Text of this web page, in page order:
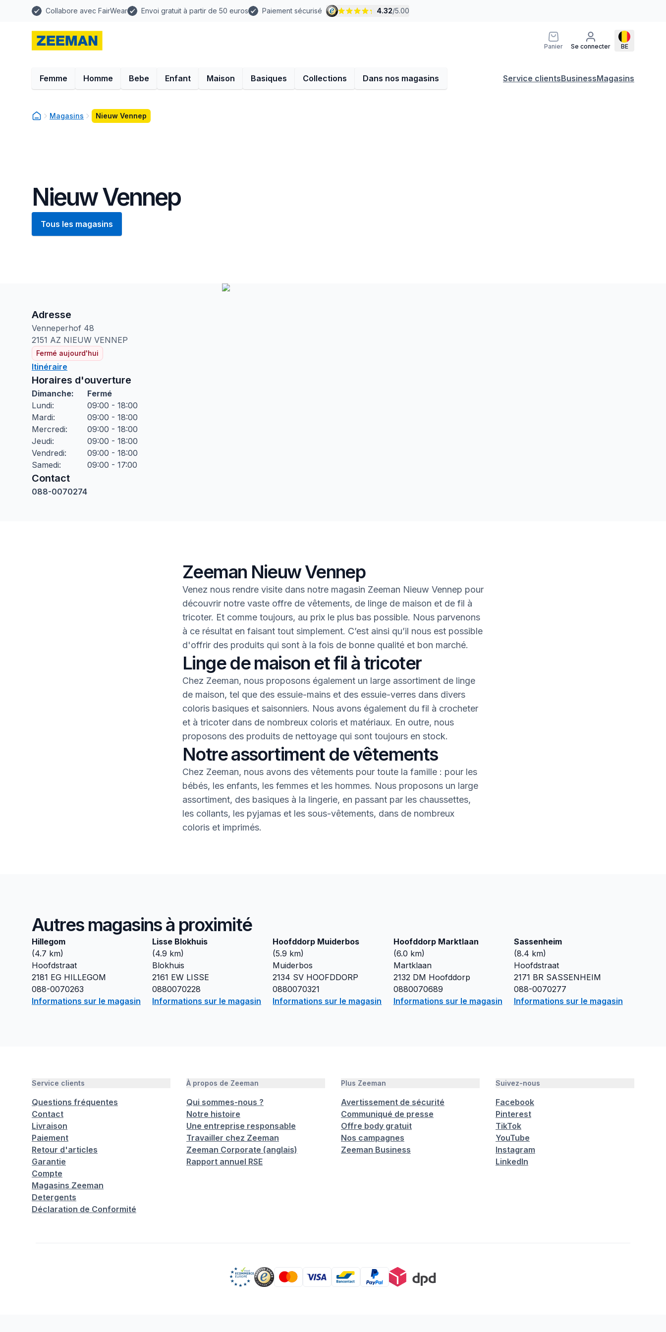
Collabore avec FairWear Envoi gratuit à partir de 50 euros Paiement sécurisé 4.32/5.00
Panier Se connecter BE
Femme Homme Bebe Enfant Maison Basiques Collections Dans nos magasins Service clientsBusinessMagasins
Magasins Nieuw Vennep
Nieuw Vennep
Tous les magasins
Adresse
Venneperhof 48
2151 AZ NIEUW VENNEP
Fermé aujourd'hui
Itinéraire
Horaires d'ouverture
Dimanche:
Fermé
Lundi:
09:00 - 18:00
Mardi:
09:00 - 18:00
Mercredi:
09:00 - 18:00
Jeudi:
09:00 - 18:00
Vendredi:
09:00 - 18:00
Samedi: 09:00 - 17:00
Contact
088-0070274
Zeeman Nieuw Vennep
Venez nous rendre visite dans notre magasin Zeeman Nieuw Vennep pour
découvrir notre vaste offre de vêtements, de linge de maison et de fil à
tricoter. Et comme toujours, au prix le plus bas possible. Nous parvenons
à ce résultat en faisant tout simplement. C’est ainsi qu’il nous est possible
d'offrir des produits qui sont à la fois de bonne qualité et bon marché.
Linge de maison et fil à tricoter
Chez Zeeman, nous proposons également un large assortiment de linge
de maison, tel que des essuie-mains et des essuie-verres dans divers
coloris basiques et saisonniers. Nous avons également du fil à crocheter
et à tricoter dans de nombreux coloris et matériaux. En outre, nous
proposons des produits de nettoyage qui sont toujours en stock.
Notre assortiment de vêtements
Chez Zeeman, nous avons des vêtements pour toute la famille : pour les
bébés, les enfants, les femmes et les hommes. Nous proposons un large
assortiment, des basiques à la lingerie, en passant par les chaussettes,
les collants, les pyjamas et les sous-vêtements, dans de nombreux
coloris et imprimés.
Autres magasins à proximité
Hillegom
(4.7 km)
Hoofdstraat
2181 EG HILLEGOM
088-0070263
Informations sur le magasin
Lisse Blokhuis
(4.9 km)
Blokhuis
2161 EW LISSE
0880070228
Informations sur le magasin
Hoofddorp Muiderbos
(5.9 km)
Muiderbos
2134 SV HOOFDDORP
0880070321
Informations sur le magasin
Hoofddorp Marktlaan
(6.0 km)
Martklaan
2132 DM Hoofddorp
0880070689
Informations sur le magasin
Sassenheim
(8.4 km)
Hoofdstraat
2171 BR SASSENHEIM
088-0070277
Informations sur le magasin
Service clients
Questions fréquentes
Contact
Livraison
Paiement
Retour d'articles
Garantie
Compte
Magasins Zeeman
Detergents
Déclaration de Conformité
À propos de Zeeman
Qui sommes-nous ?
Notre histoire
Une entreprise responsable
Travailler chez Zeeman
Zeeman Corporate (anglais)
Rapport annuel RSE
Plus Zeeman
Avertissement de sécurité
Communiqué de presse
Offre body gratuit
Nos campagnes
Zeeman Business
Suivez-nous
Facebook
Pinterest
TikTok
YouTube
Instagram
LinkedIn